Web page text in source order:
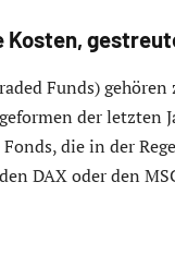
Kosten,
Funds) gehören
der letzten
die in der
DAX oder den